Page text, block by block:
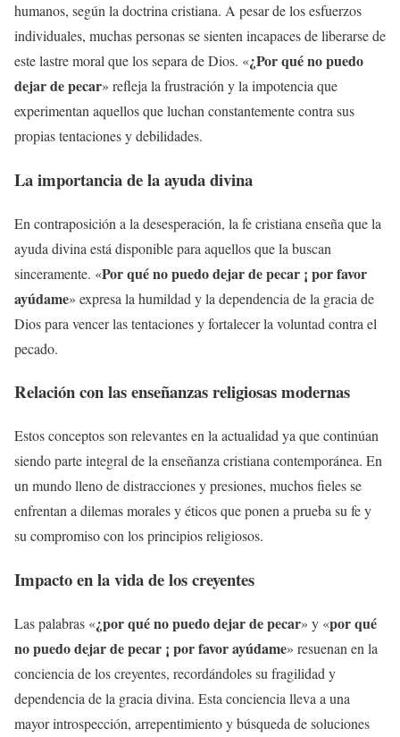
humanos, según la doctrina cristiana. A pesar de los esfuerzos
individuales, muchas personas se sienten incapaces de liberarse de
este lastre moral que los separa de Dios. «¿Por qué no puedo
dejar de pecar» refleja la frustración y la impotencia que
experimentan aquellos que luchan constantemente contra sus
propias tentaciones y debilidades.
La importancia de la ayuda divina
En contraposición a la desesperación, la fe cristiana enseña que la
ayuda divina está disponible para aquellos que la buscan
sinceramente. «Por qué no puedo dejar de pecar ¡ por favor
ayúdame» expresa la humildad y la dependencia de la gracia de
Dios para vencer las tentaciones y fortalecer la voluntad contra el
pecado.
Relación con las enseñanzas religiosas modernas
Estos conceptos son relevantes en la actualidad ya que continúan
siendo parte integral de la enseñanza cristiana contemporánea. En
un mundo lleno de distracciones y presiones, muchos fieles se
enfrentan a dilemas morales y éticos que ponen a prueba su fe y
su compromiso con los principios religiosos.
Impacto en la vida de los creyentes
Las palabras «¿por qué no puedo dejar de pecar» y «por qué
no puedo dejar de pecar ¡ por favor ayúdame» resuenan en la
conciencia de los creyentes, recordándoles su fragilidad y
dependencia de la gracia divina. Esta conciencia lleva a una
mayor introspección, arrepentimiento y búsqueda de soluciones